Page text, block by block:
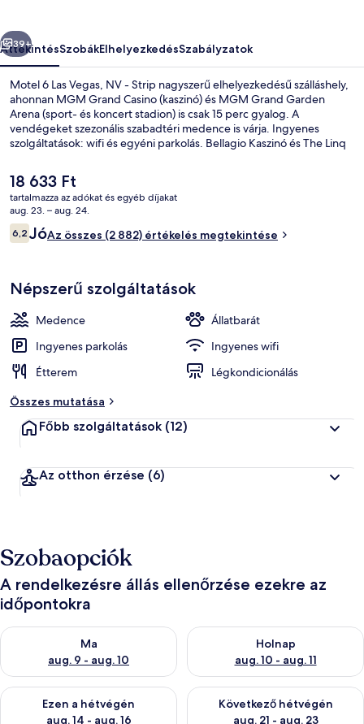
képgalériája
Következő
39+
ÁttekintésSzobákElhelyezkedésSzabályzatok
Motel 6 Las Vegas, NV - Strip nagyszerű elhelyezkedésű szálláshely,
ahonnan MGM Grand Casino (kaszinó) és MGM Grand Garden
Arena (sport- és koncert stadion) is csak 15 perc gyalog. A
vendégeket szezonális szabadtéri medence is várja. Ingyenes
szolgáltatások: wifi és egyéni parkolás. Bellagio Kaszinó és The Linq
következó jellemzőit: elhelyezkedés. Rövid sétával megközelíthető a
tömegközlekedés: MGM Grand nyeregvasút-megálló 7 perc séta.
A
jelenlegi
ár
18 633 Ft
18 633 Ft
tartalmazza az adókat és egyéb díjakat
aug. 23. – aug. 24.
Értékelések
6,26,2 ennyiből: 10
JóAz összes (2 882) értékelés megtekintése
Népszerű szolgáltatások
Medence
Állatbarát
Ingyenes parkolás
Ingyenes wifi
Étterem
Légkondicionálás
Összes mutatása
Főbb szolgáltatások (12)
Az otthon érzése (6)
Szobaopciók
A rendelkezésre állás ellenőrzése ezekre az
időpontokra
Ma
aug. 9 - aug. 10
A ma esti rendelkezésre állás ellenőrzése: aug. 9 - aug. 10
Holnap
aug. 10 - aug. 11
A holnapi rendelkezésre állás
Ezen a hétvégén
aug. 14 - aug. 16
A mostani hétvégi rendelkezésre állás ellenőrzése: aug. 14 -
Következő hétvégén
aug. 21 - aug. 23
A következő hétvégi